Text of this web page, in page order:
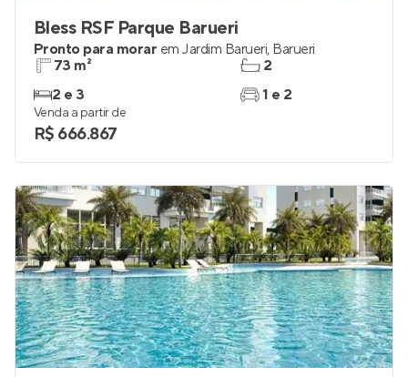
Bless RSF Parque Barueri
Pronto para morar em Jardim Barueri, Barueri
73 m²
2 e 3
2
1 e 2
Venda a partir de
R$ 666.867